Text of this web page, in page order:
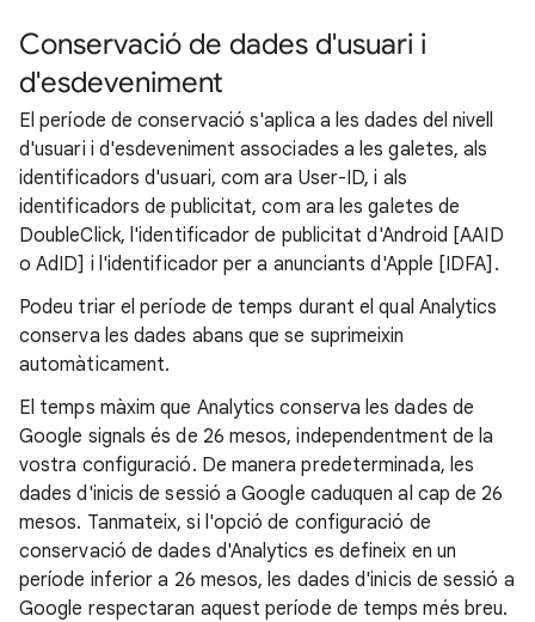
Conservació de dades d'usuari i
d'esdeveniment
El període de conservació s'aplica a les dades del nivell
d'usuari i d'esdeveniment associades a les galetes, als
identificadors d'usuari, com ara User-ID, i als
identificadors de publicitat, com ara les galetes de
DoubleClick, l'identificador de publicitat d'Android [AAID
o AdID] i l'identificador per a anunciants d'Apple [IDFA].
Podeu triar el període de temps durant el qual Analytics
conserva les dades abans que se suprimeixin
automàticament.
El temps màxim que Analytics conserva les dades de
Google signals és de 26 mesos, independentment de la
vostra configuració. De manera predeterminada, les
dades d'inicis de sessió a Google caduquen al cap de 26
mesos. Tanmateix, si l'opció de configuració de
conservació de dades d'Analytics es defineix en un
període inferior a 26 mesos, les dades d'inicis de sessió a
Google respectaran aquest període de temps més breu.